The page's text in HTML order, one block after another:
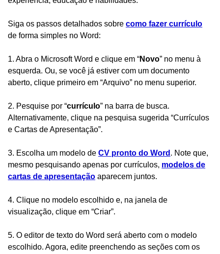
Siga os passos detalhados sobre como fazer currículo
de forma simples no Word:
1. Abra o Microsoft Word e clique em “Novo” no menu à
esquerda. Ou, se você já estiver com um documento
aberto, clique primeiro em “Arquivo” no menu superior.
2. Pesquise por “currículo” na barra de busca.
Alternativamente, clique na pesquisa sugerida “Currículos
e Cartas de Apresentação”.
3. Escolha um modelo de CV pronto do Word . Note que,
mesmo pesquisando apenas por currículos, modelos de
cartas de apresentação aparecem juntos.
4. Clique no modelo escolhido e, na janela de
visualização, clique em “Criar”.
5. O editor de texto do Word será aberto com o modelo
escolhido. Agora, edite preenchendo as seções com os